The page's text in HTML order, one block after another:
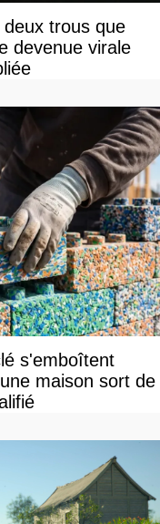
trous que
devenue virale
s'emboîtent
maison sort de